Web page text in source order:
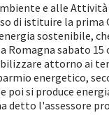
e alle
di istituire la prima
sostenibile,
sabato 15
attorno ai
energetico,
poi si produce
detto l'assessore